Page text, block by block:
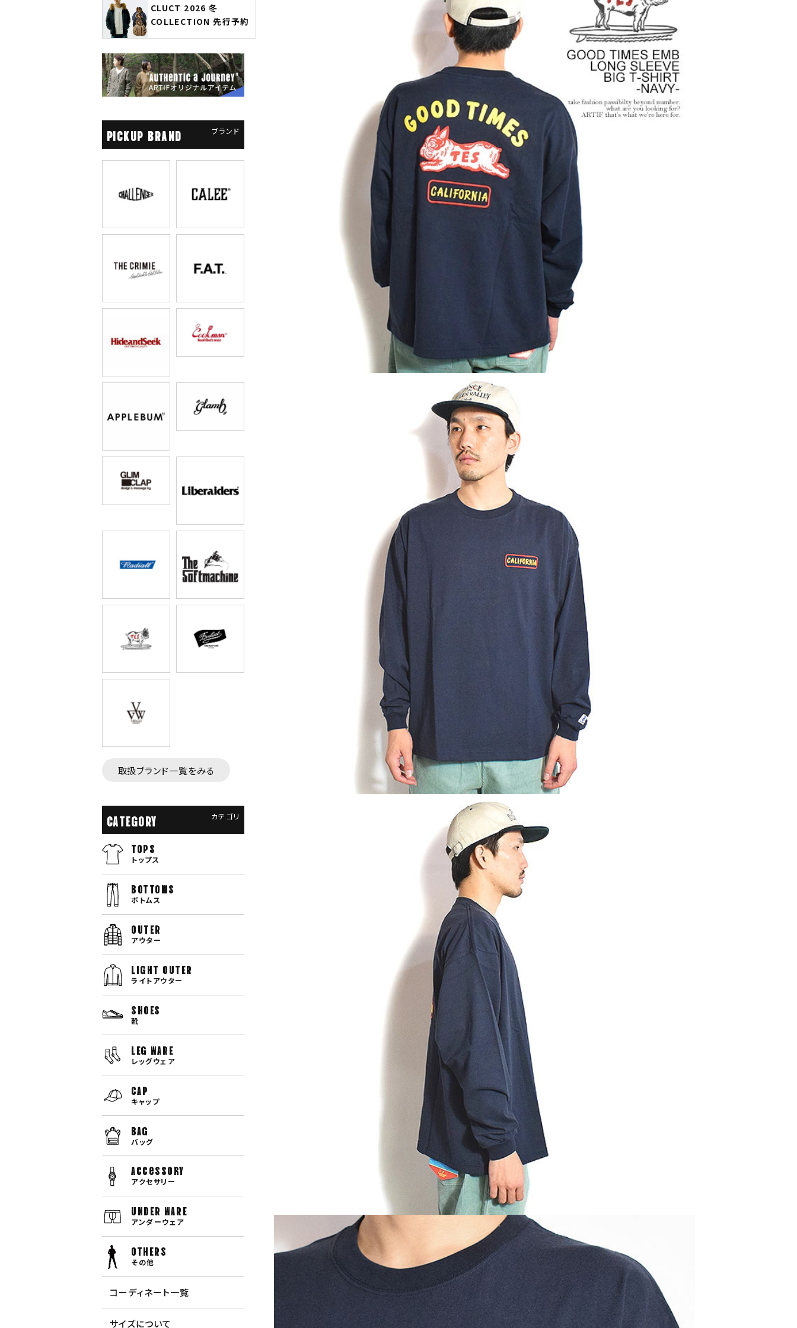
glamb × 劇場版『チェン
ソーマン レゼ篇』第2弾
先行予約
SOFTMACHINE 2026
秋冬 先行予約
glamb – 映画「スター・
ウォーズ／マンダロリア
ン・アンド・グローグー」カ
プセルコレクション
PICKUP BRAND ブランド
取扱ブランド一覧をみる
CATEGORY カテゴリ
TOPS
トップス
bottoms
ボトムス
OUTER
アウター
LIGHT OUTER
ライトアウター
SHOES
靴
LEG WARE
レッグウェア
CAP
キャップ
BAG
バッグ
Accessory
アクセサリー
UNDER WARE
アンダーウェア
OTHERS
その他
コーディネート一覧
サイズについて